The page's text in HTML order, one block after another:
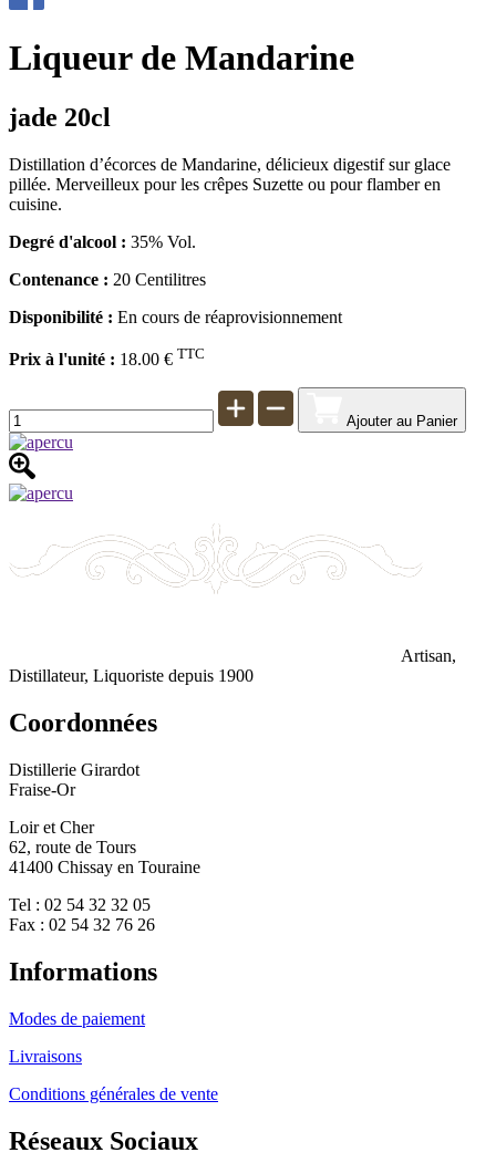
Liqueur de Mandarine
jade 20cl
Distillation d’écorces de Mandarine, délicieux digestif sur glace
pillée. Merveilleux pour les crêpes Suzette ou pour flamber en
cuisine.
Degré d'alcool : 35% Vol.
Contenance : 20 Centilitres
Disponibilité : En cours de réaprovisionnement
Prix à l'unité : 18.00 € TTC
Ajouter au Panier
Artisan,
Distillateur, Liquoriste depuis 1900
Coordonnées
Distillerie Girardot
Fraise-Or
Loir et Cher
62, route de Tours
41400 Chissay en Touraine
Tel : 02 54 32 32 05
Fax : 02 54 32 76 26
Informations
Modes de paiement
Livraisons
Conditions générales de vente
Réseaux Sociaux